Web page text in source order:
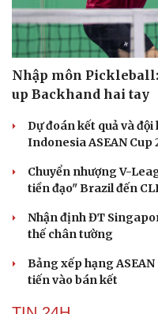
Nhập môn
up Backhand hai tay
Dự đoán kết quả và
Indonesia ASEAN Cup
Chuyển nhượng V-
tiền đạo" Brazil đến
Nhận định ĐT
thế chân tường
Bảng xếp hạng
tiến vào bán kết